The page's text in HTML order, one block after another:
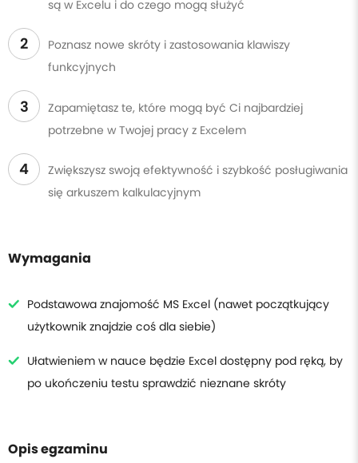
są w Excelu i do czego mogą służyć
2
Poznasz nowe skróty i zastosowania klawiszy
funkcyjnych
3
Zapamiętasz te, które mogą być Ci najbardziej
potrzebne w Twojej pracy z Excelem
4
Zwiększysz swoją efektywność i szybkość posługiwania
się arkuszem kalkulacyjnym
Wymagania
Podstawowa znajomość MS Excel (nawet początkujący
użytkownik znajdzie coś dla siebie)
Ułatwieniem w nauce będzie Excel dostępny pod ręką, by
po ukończeniu testu sprawdzić nieznane skróty
Opis egzaminu